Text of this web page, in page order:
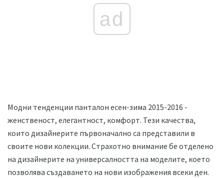
ad
Модни тенденции панталон есен-зима 2015-2016 -
женственост, елегантност, комфорт. Тези качества,
които дизайнерите първоначално са представили в
своите нови колекции. Страхотно внимание бе отделено
на дизайнерите на универсалността на моделите, което
позволява създаването на нови изображения всеки ден.